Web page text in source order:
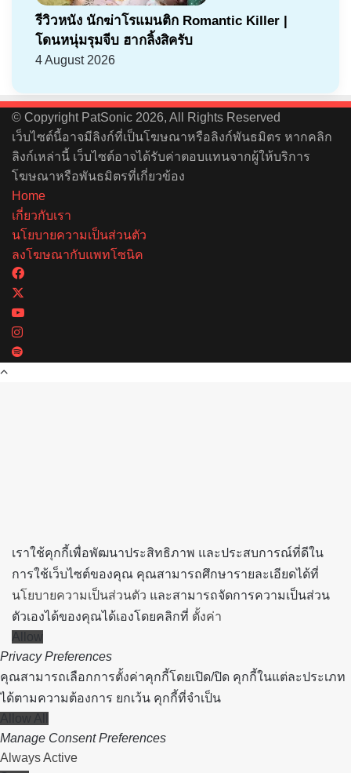
รีวิวหนัง นักฆ่าโรแมนติก Romantic Killer |
โดนหนุ่มรุมจีบ ฮากลิ้งสิครับ
4 August 2026
© Copyright PatSonic 2026, All Rights Reserved
เว็บไซต์นี้อาจมีลิงก์ที่เป็นโฆษณาหรือลิงก์พันธมิตร หากคลิก
ลิงก์เหล่านี้ เว็บไซต์อาจได้รับค่าตอบแทนจากผู้ให้บริการ
โฆษณาหรือพันธมิตรที่เกี่ยวข้อง
Home
เกี่ยวกับเรา
นโยบายความเป็นส่วนตัว
ลงโฆษณากับแพทโซนิค
เราใช้คุกกี้เพื่อพัฒนาประสิทธิภาพ และประสบการณ์ที่ดีใน
การใช้เว็บไซต์ของคุณ คุณสามารถศึกษารายละเอียดได้ที่
นโยบายความเป็นส่วนตัว และสามารถจัดการความเป็นส่วน
ตัวเองได้ของคุณได้เองโดยคลิกที่ ตั้งค่า
Allow
Privacy Preferences
คุณสามารถเลือกการตั้งค่าคุกกี้โดยเปิด/ปิด คุกกี้ในแต่ละประเภท
ได้ตามความต้องการ ยกเว้น คุกกี้ที่จำเป็น
Allow All
Manage Consent Preferences
Always Active